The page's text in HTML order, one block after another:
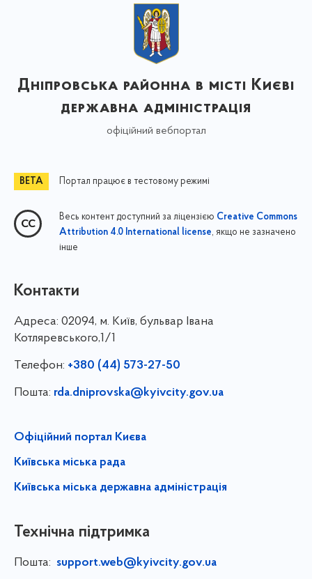
Дніпровська районна в місті Києві
державна адміністрація
офіційний вебпортал
Портал працює в тестовому режимі
Весь контент доступний за ліцензією Creative Commons
Attribution 4.0 International license, якщо не зазначено
інше
Контакти
Адреса: 02094, м. Київ, бульвар Івана
Котляревського,1/1
Телефон: +380 (44) 573-27-50
Пошта: rda.dniprovska@kyivcity.gov.ua
Офіційний портал Києва
Київська міська рада
Київська міська державна адміністрація
Технічна підтримка
Пошта: support.web@kyivcity.gov.ua